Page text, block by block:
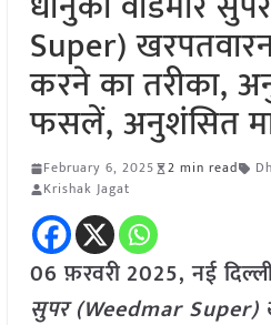
Super)
करने का तरीका,
फसलें, अनुशंसित
February 6, 2025 2 min read
Krishak Jagat
06 फ़रवरी2025, नई
सुपर (Weedmar Super)